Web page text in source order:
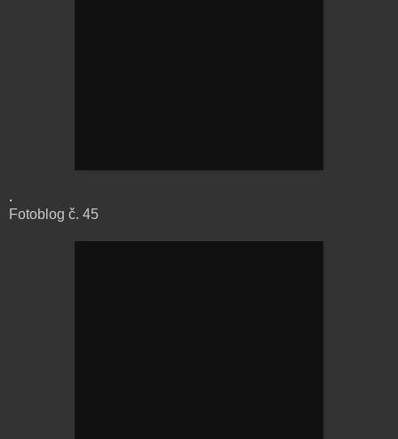
.
Fotoblog č. 45